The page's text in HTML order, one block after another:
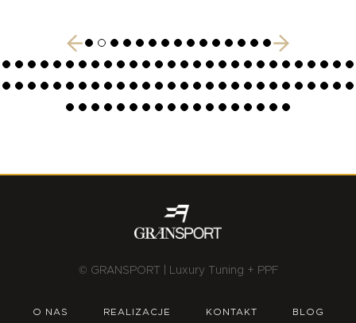
© GRANSPORT | Luxury Tuning + PPF
O NAS REALIZACJE KONTAKT BLOG